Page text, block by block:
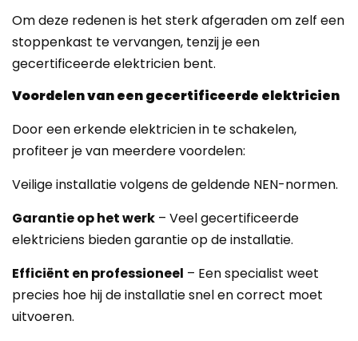
Om deze redenen is het sterk afgeraden om zelf een
stoppenkast te vervangen, tenzij je een
gecertificeerde elektricien bent.
Voordelen van een gecertificeerde elektricien
Door een erkende elektricien in te schakelen,
profiteer je van meerdere voordelen:
Veilige installatie volgens de geldende NEN-normen.
Garantie op het werk – Veel gecertificeerde
elektriciens bieden garantie op de installatie.
Efficiënt en professioneel – Een specialist weet
precies hoe hij de installatie snel en correct moet
uitvoeren.